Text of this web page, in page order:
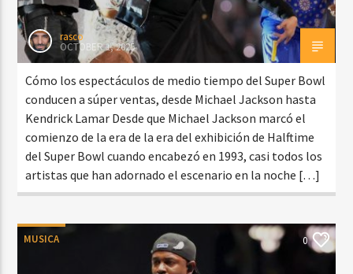
rasco
OCTOBER 1, 2025
Cómo los espectáculos de medio tiempo del Super Bowl
conducen a súper ventas, desde Michael Jackson hasta
Kendrick Lamar Desde que Michael Jackson marcó el
comienzo de la era de la era del exhibición de Halftime
del Super Bowl cuando encabezó en 1993, casi todos los
artistas que han adornado el escenario en la noche […]
MUSICA 0